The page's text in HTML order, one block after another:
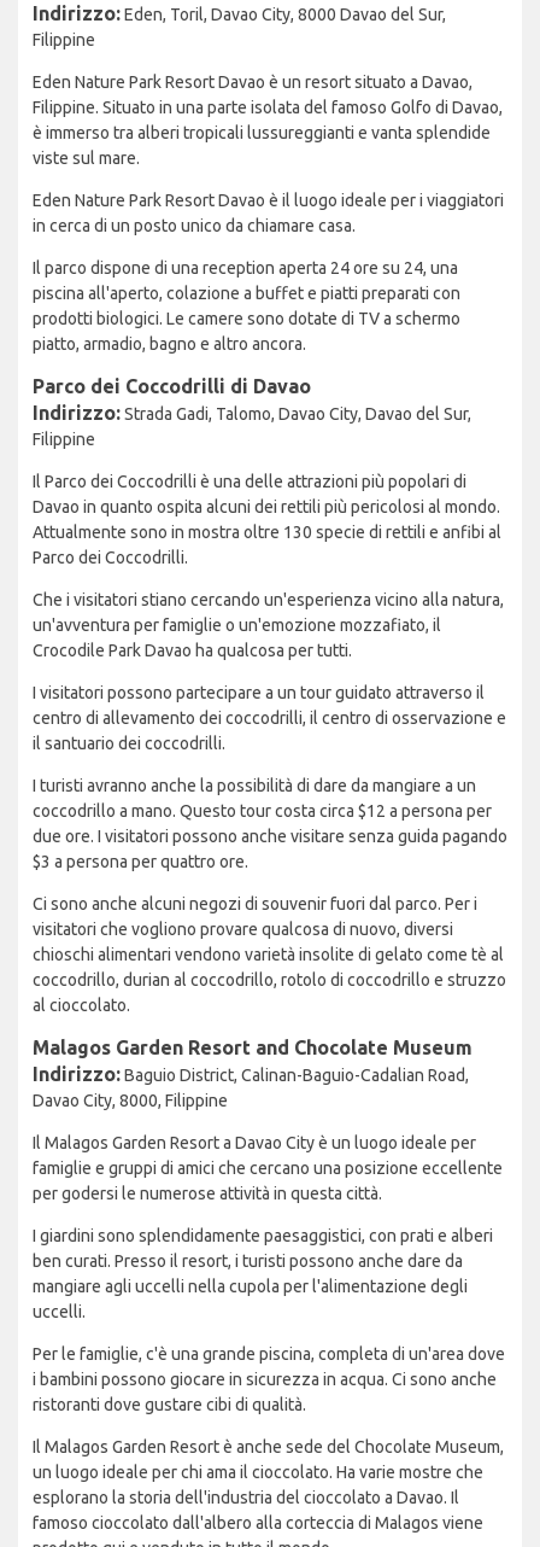
Indirizzo:Eden, Toril, Davao City, 8000 Davao del Sur,
Filippine
Eden Nature Park Resort Davao è un resort situato a Davao,
Filippine. Situato in una parte isolata del famoso Golfo di Davao,
è immerso tra alberi tropicali lussureggianti e vanta splendide
viste sul mare.
Eden Nature Park Resort Davao è il luogo ideale per i viaggiatori
in cerca di un posto unico da chiamare casa.
Il parco dispone di una reception aperta 24 ore su 24, una
piscina all'aperto, colazione a buffet e piatti preparati con
prodotti biologici. Le camere sono dotate di TV a schermo
piatto, armadio, bagno e altro ancora.
Parco dei Coccodrilli di Davao
Indirizzo:Strada Gadi, Talomo, Davao City, Davao del Sur,
Filippine
Il Parco dei Coccodrilli è una delle attrazioni più popolari di
Davao in quanto ospita alcuni dei rettili più pericolosi al mondo.
Attualmente sono in mostra oltre 130 specie di rettili e anfibi al
Parco dei Coccodrilli.
Che i visitatori stiano cercando un'esperienza vicino alla natura,
un'avventura per famiglie o un'emozione mozzafiato, il
Crocodile Park Davao ha qualcosa per tutti.
I visitatori possono partecipare a un tour guidato attraverso il
centro di allevamento dei coccodrilli, il centro di osservazione e
il santuario dei coccodrilli.
I turisti avranno anche la possibilità di dare da mangiare a un
coccodrillo a mano. Questo tour costa circa $12 a persona per
due ore. I visitatori possono anche visitare senza guida pagando
$3 a persona per quattro ore.
Ci sono anche alcuni negozi di souvenir fuori dal parco. Per i
visitatori che vogliono provare qualcosa di nuovo, diversi
chioschi alimentari vendono varietà insolite di gelato come tè al
coccodrillo, durian al coccodrillo, rotolo di coccodrillo e struzzo
al cioccolato.
Malagos Garden Resort and Chocolate Museum
Indirizzo:Baguio District, Calinan-Baguio-Cadalian Road,
Davao City, 8000, Filippine
Il Malagos Garden Resort a Davao City è un luogo ideale per
famiglie e gruppi di amici che cercano una posizione eccellente
per godersi le numerose attività in questa città.
I giardini sono splendidamente paesaggistici, con prati e alberi
ben curati. Presso il resort, i turisti possono anche dare da
mangiare agli uccelli nella cupola per l'alimentazione degli
uccelli.
Per le famiglie, c'è una grande piscina, completa di un'area dove
i bambini possono giocare in sicurezza in acqua. Ci sono anche
ristoranti dove gustare cibi di qualità.
Il Malagos Garden Resort è anche sede del Chocolate Museum,
un luogo ideale per chi ama il cioccolato. Ha varie mostre che
esplorano la storia dell'industria del cioccolato a Davao. Il
famoso cioccolato dall'albero alla corteccia di Malagos viene